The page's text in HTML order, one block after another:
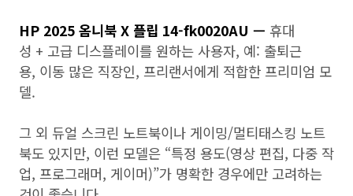
HP 2025 옴니북 X 플립 14-fk0020AU — 휴대
성 + 고급 디스플레이를 원하는 사용자, 예: 출퇴근
용, 이동 많은 직장인, 프리랜서에게 적합한 프리미엄 모
델.
그 외 듀얼 스크린 노트북이나 게이밍/멀티태스킹 노트
북도 있지만, 이런 모델은 “특정 용도(영상 편집, 다중 작
업, 프로그래머, 게이머)”가 명확한 경우에만 고려하는